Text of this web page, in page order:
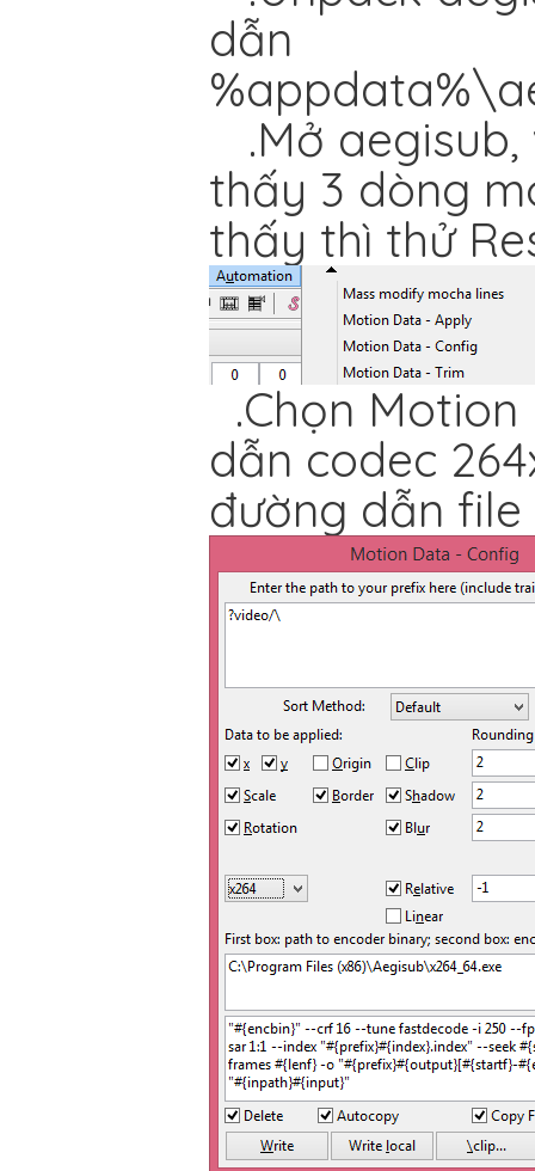
dẫn
.Mở
thấy 3 dòng
thấy thì thử
.Chọn
dẫn codec
đường dẫn